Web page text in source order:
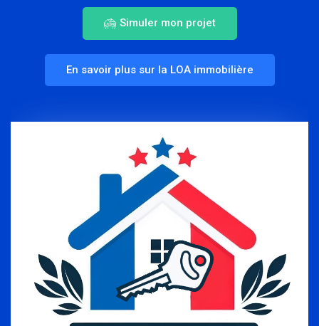
Simuler mon projet
En savoir plus sur la LOA immobilière